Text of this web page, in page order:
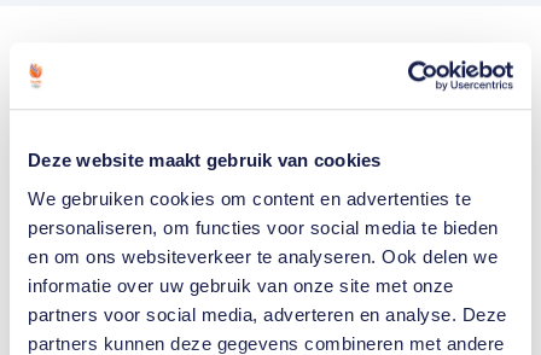
Deze website maakt gebruik van cookies
We gebruiken cookies om content en advertenties te
personaliseren, om functies voor social media te bieden
en om ons websiteverkeer te analyseren. Ook delen we
informatie over uw gebruik van onze site met onze
partners voor social media, adverteren en analyse. Deze
partners kunnen deze gegevens combineren met andere
Welke Nederlanders hebben er
ooit meegedaan aan de
Olympische Spelen?